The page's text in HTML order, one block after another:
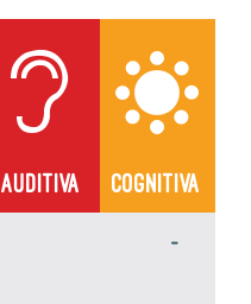
AUDITIVA COGNITIVA
-